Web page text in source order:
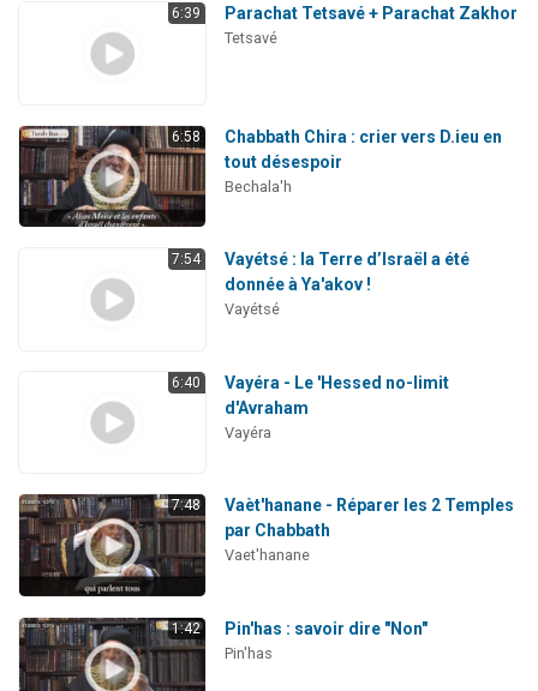
6:39 Parachat Tetsavé + Parachat Zakhor
Tetsavé
6:58
Chabbath Chira : crier vers D.ieu en
tout désespoir
Bechala'h
7:54
Vayétsé : la Terre d’Israël a été
donnée à Ya'akov !
Vayétsé
6:40
Vayéra - Le 'Hessed no-limit
d'Avraham
Vayéra
7:48
Vaèt'hanane - Réparer les 2 Temples
par Chabbath
Vaet'hanane
1:42 Pin'has : savoir dire "Non"
Pin'has